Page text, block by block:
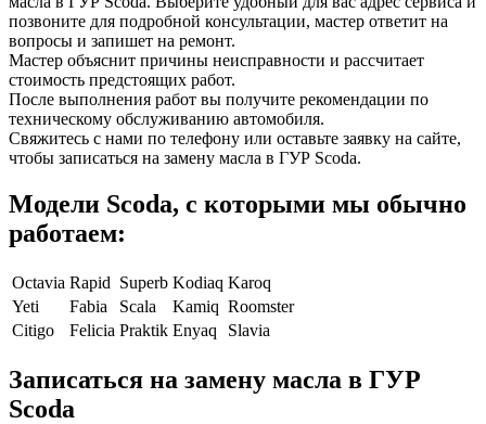
позвоните для подробной консультации, мастер ответит на
вопросы и запишет на ремонт.
Мастер объяснит причины неисправности и рассчитает
стоимость предстоящих работ.
После выполнения работ вы получите рекомендации по
техническому обслуживанию автомобиля.
Свяжитесь с нами по телефону или оставьте заявку на сайте,
чтобы записаться на замену масла в ГУР Scoda.
Модели Scoda, с которыми мы обычно
работаем:
Octavia Rapid Superb Kodiaq Karoq
Yeti
Fabia Scala Kamiq Roomster
Citigo
Felicia Praktik Enyaq Slavia
Записаться на замену масла в ГУР
Scoda